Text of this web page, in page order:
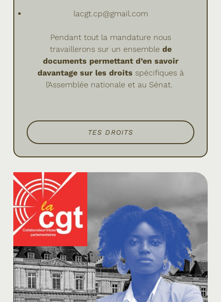
lacgt.cp@gmail.com
Pendant tout la mandature nous
travaillerons sur un ensemble de
documents permettant d’en savoir
davantage sur les droits spécifiques à
l’Assemblée nationale et au Sénat.
TES DROITS